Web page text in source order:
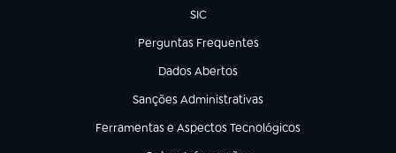
SIC
(abre em nova aba)
Perguntas Frequentes
(abre em nova aba)
Dados Abertos
(abre em nova aba)
Sanções Administrativas
(abre em nova aba)
Ferramentas e Aspectos Tecnológicos
(abre em nova aba)